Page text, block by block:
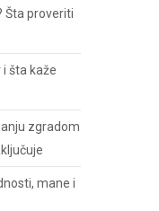
Šta proveriti
i šta kaže
zgradom
mane i